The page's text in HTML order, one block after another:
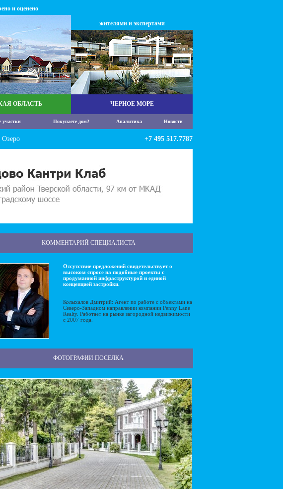
и оценено
ОБЛАСТЬ
жителями и экспертами
ЧЕРНОЕ МОРЕ
участки Покупаете дом? Аналитика Новости
Озеро +7 495 517.7787
КОММЕНТАРИЙ СПЕЦИАЛИСТА
Отсутствие предложений свидетельствует о
высоком спросе на подобные проекты с
продуманной инфраструктурой и единой
концепцией застройки.
Колыхалов Дмитрий: Агент по работе с объектами на
Северо-Западном направлении компании Penny Lane
Realty. Работает на рынке загородной недвижимости
с 2007 года.
ФОТОГРАФИИ ПОСЕЛКА